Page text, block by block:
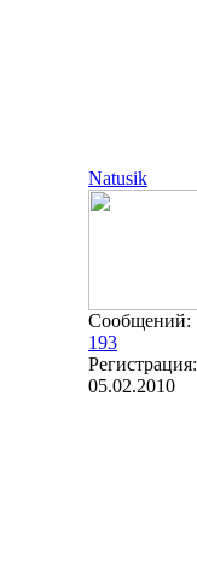
Natusik
Сообщений:
193
Регистрация:
05.02.2010